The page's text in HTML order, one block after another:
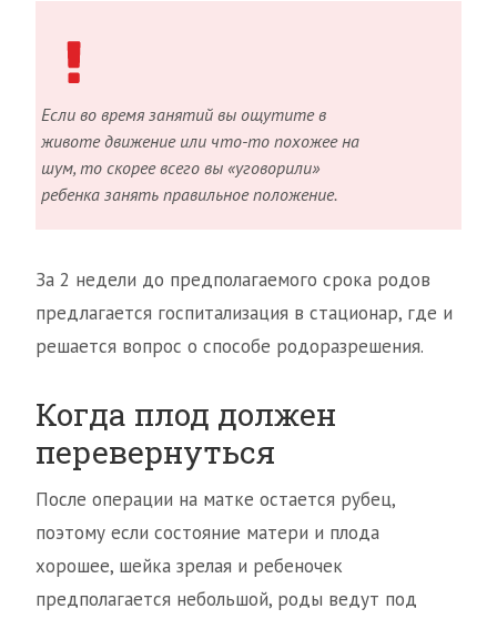
Если во время занятий вы ощутите в
животе движение или что-то похожее на
шум, то скорее всего вы «уговорили»
ребенка занять правильное положение.
За 2 недели до предполагаемого срока родов
предлагается госпитализация в стационар, где и
решается вопрос о способе родоразрешения.
Когда плод должен
перевернуться
После операции на матке остается рубец,
поэтому если состояние матери и плода
хорошее, шейка зрелая и ребеночек
предполагается небольшой, роды ведут под